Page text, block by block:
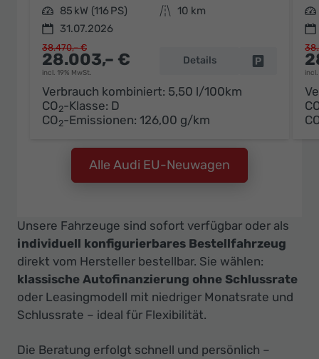
Leistung 85 kW (116 PS) Kilometerstand 10 km
31.07.2026
28.003,– €
incl. 19% MwSt.
38.470,– €
Details Fahrzeug
Verbrauch kombiniert: 5,50 l/100km
CO2-Klasse: D
CO2-Emissionen: 126,00 g/km
Leistung
Alle Audi EU-Neuwagen
Unsere Fahrzeuge sind sofort verfügbar oder als
individuell konfigurierbares Bestellfahrzeug
direkt vom Hersteller bestellbar. Sie wählen:
klassische Autofinanzierung ohne Schlussrate
oder Leasingmodell mit niedriger Monatsrate und
Schlussrate – ideal für Flexibilität.
Die Beratung erfolgt schnell und persönlich –